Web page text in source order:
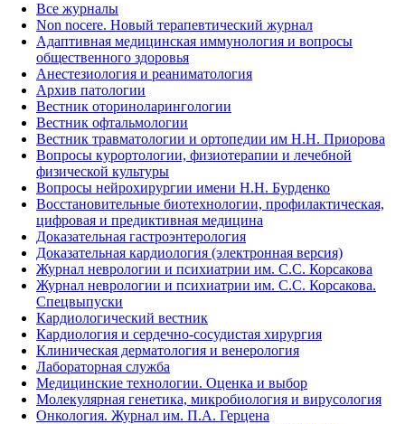
Все журналы
Non nocere. Новый терапевтический журнал
Адаптивная медицинская иммунология и вопросы
общественного здоровья
Анестезиология и реаниматология
Архив патологии
Вестник оториноларингологии
Вестник офтальмологии
Вестник травматологии и ортопедии им Н.Н. Приорова
Вопросы курортологии, физиотерапии и лечебной
физической культуры
Вопросы нейрохирургии имени Н.Н. Бурденко
Восстановительные биотехнологии, профилактическая,
цифровая и предиктивная медицина
Доказательная гастроэнтерология
Доказательная кардиология (электронная версия)
Журнал неврологии и психиатрии им. С.С. Корсакова
Журнал неврологии и психиатрии им. С.С. Корсакова.
Спецвыпуски
Кардиологический вестник
Кардиология и сердечно-сосудистая хирургия
Клиническая дерматология и венерология
Лабораторная служба
Медицинские технологии. Оценка и выбор
Молекулярная генетика, микробиология и вирусология
Онкология. Журнал им. П.А. Герцена